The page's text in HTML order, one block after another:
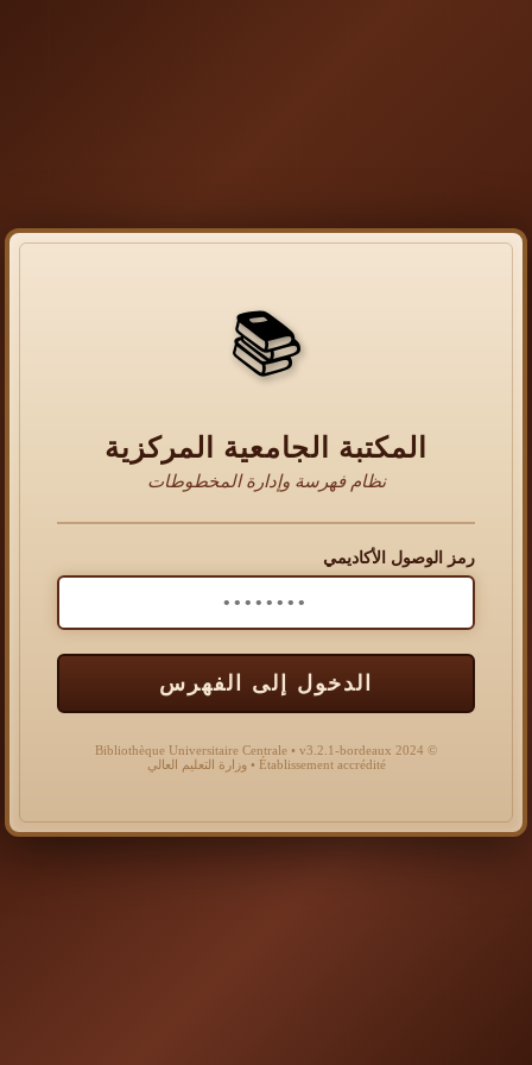
📚
المكتبة الجامعية المركزية
نظام فهرسة وإدارة المخطوطات
رمز الوصول الأكاديمي
الدخول إلى الفهرس
© 2024 Bibliothèque Universitaire Centrale • v3.2.1-bordeaux
Établissement accrédité • وزارة التعليم العالي